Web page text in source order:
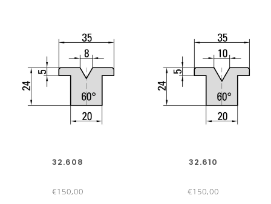
32.608
€150,00
32.610
€150,00